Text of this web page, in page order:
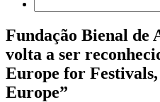
Fundação Bienal de
volta a ser
Europe for
Europe”